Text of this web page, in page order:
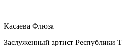
Касаева Флюза
Заслуженный артист Республики